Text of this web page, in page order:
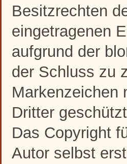
Besitzrechten
eingetragenen
aufgrund der
der Schluss zu
Markenzeichen
Dritter
Das Copyright
Autor selbst